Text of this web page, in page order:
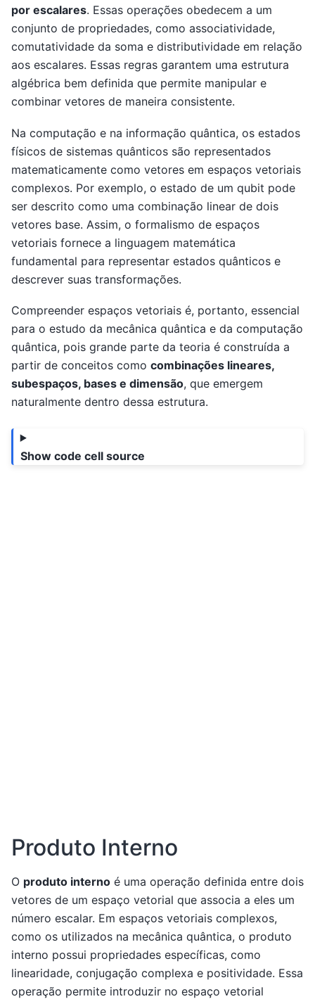
por escalares. Essas operações obedecem a um
conjunto de propriedades, como associatividade,
comutatividade da soma e distributividade em relação
aos escalares. Essas regras garantem uma estrutura
algébrica bem definida que permite manipular e
combinar vetores de maneira consistente.
Na computação e na informação quântica, os estados
físicos de sistemas quânticos são representados
matematicamente como vetores em espaços vetoriais
complexos. Por exemplo, o estado de um qubit pode
ser descrito como uma combinação linear de dois
vetores base. Assim, o formalismo de espaços
vetoriais fornece a linguagem matemática
fundamental para representar estados quânticos e
descrever suas transformações.
Compreender espaços vetoriais é, portanto, essencial
para o estudo da mecânica quântica e da computação
quântica, pois grande parte da teoria é construída a
partir de conceitos como combinações lineares,
subespaços, bases e dimensão, que emergem
naturalmente dentro dessa estrutura.
Show code cell source
Produto Interno
O produto interno é uma operação definida entre dois
vetores de um espaço vetorial que associa a eles um
número escalar. Em espaços vetoriais complexos,
como os utilizados na mecânica quântica, o produto
interno possui propriedades específicas, como
linearidade, conjugação complexa e positividade. Essa
operação permite introduzir no espaço vetorial